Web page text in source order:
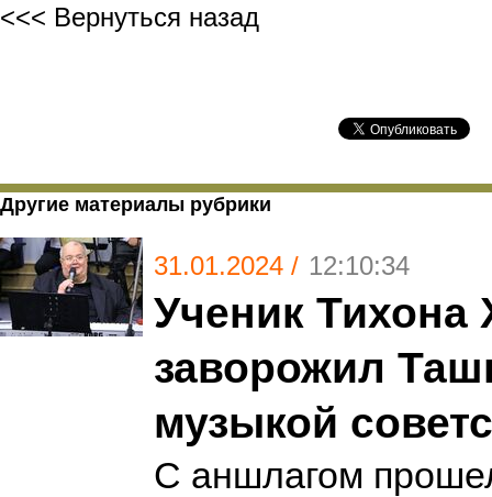
<<< Вернуться назад
Другие материалы рубрики
31.01.2024 / 12:10:34
Ученик Тихона
заворожил
музыкой
С аншлагом